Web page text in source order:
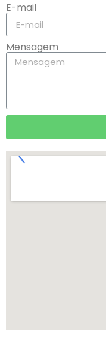
E-mail
Mensagem